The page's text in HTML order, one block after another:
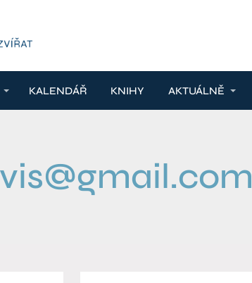
KALENDÁŘ KNIHY AKTUÁLNĚ